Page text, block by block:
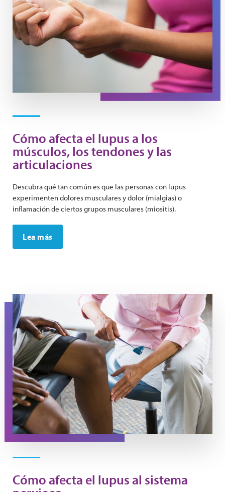
Cómo afecta el lupus a los
músculos, los tendones y las
articulaciones
Descubra qué tan común es que las personas con lupus
experimenten dolores musculares y dolor (mialgias) o
inflamación de ciertos grupos musculares (miositis).
Lea más
A man gets his reflexes checked during a doctor's
Cómo afecta el lupus al sistema